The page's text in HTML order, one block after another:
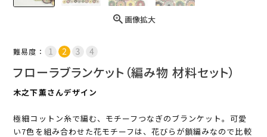
画像拡大
難易度：
フローラブランケット（編み物 材料セット）
木之下薫さんデザイン
極細コットン糸で編む、モチーフつなぎのブランケット。可愛
い7色を組み合わせた花モチーフは、花びらが鎖編みなので比較